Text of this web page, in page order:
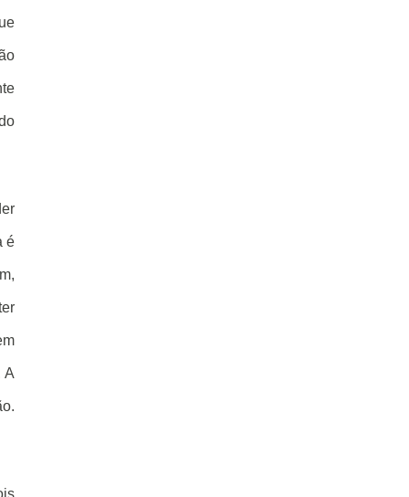
é
A